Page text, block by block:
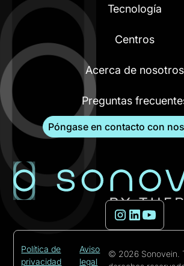
Tecnología
Centros
Acerca de nosotros
Preguntas
Póngase en contacto con
Política de
privacidad
Aviso
legal
© 2026 Sonovein.